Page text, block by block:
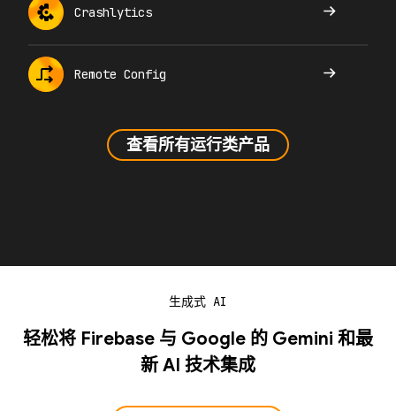
Crashlytics
Remote Config
查看所有运行类产品
生成式 AI
轻松将 Firebase 与 Google 的 Gemini 和最
新 AI 技术集成